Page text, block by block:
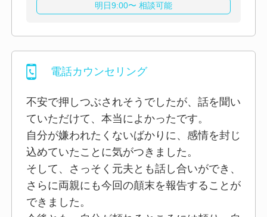
明日9:00〜 相談可能
電話カウンセリング
不安で押しつぶされそうでしたが、話を聞い
ていただけて、本当によかったです。
自分が嫌われたくないばかりに、感情を封じ
込めていたことに気がつきました。
そして、さっそく元夫とも話し合いができ、
さらに両親にも今回の顛末を報告することが
できました。